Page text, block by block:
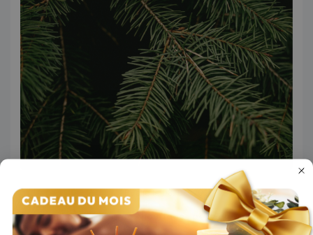
Conseils Bois Publié le 08/06/2026
Le sapin comme bois de chauffage : peut-on vraiment le
brûler en cheminée ?